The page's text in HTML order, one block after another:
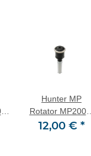
Hunter MP
Rotator MP2000-
90 Rotationsdüse
12,00 € *